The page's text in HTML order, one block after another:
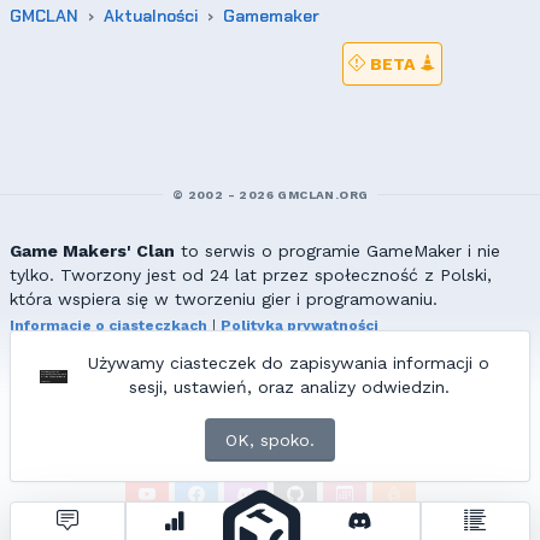
GMCLAN Aktualności Gamemaker
Używamy ciasteczek do zapisywania informacji o
sesji, ustawień, oraz analizy odwiedzin.
OK, spoko.
BETA
© 2002 - 2026 GMCLAN.ORG
Game Makers' Clan to serwis o programie GameMaker i nie
tylko. Tworzony jest od 24 lat przez społeczność z Polski,
która wspiera się w tworzeniu gier i programowaniu.
Informacje o ciasteczkach
Polityka prywatności
Wszelkie prawa zastrzeżone. Kopiowanie materiałów bez zgody
redakcji zabronione!
ZNAJDZIESZ NAS TAKŻE NA:
Zapytań do bazy: • Czas generowania: